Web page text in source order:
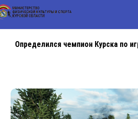
Определился чемпион Курска по